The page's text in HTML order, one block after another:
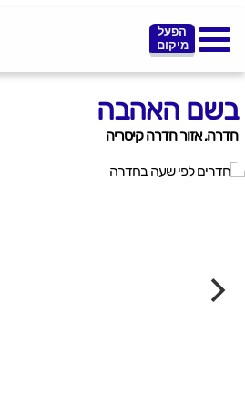
הפעל
מיקום
בשם האהבה
חדרה, אזור חדרה קיסריה